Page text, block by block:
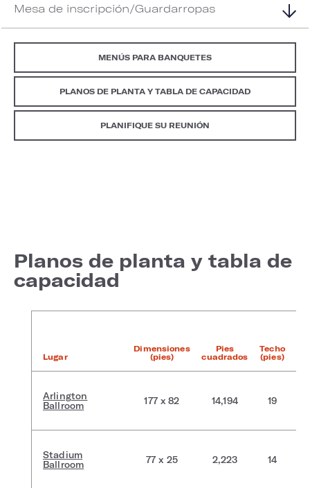
Mesa de inscripción/Guardarropas
MENÚS PARA BANQUETES
PLANOS DE PLANTA Y TABLA DE CAPACIDAD
PLANIFIQUE SU REUNIÓN
Planos de planta y tabla de
capacidad
Lugar
Dimensiones
(pies)
Pies
cuadrados
Techo
(pies)
Arlington
Ballroom
177 x 82 14,194 19
Stadium
Ballroom
77 x 25 2,223 14